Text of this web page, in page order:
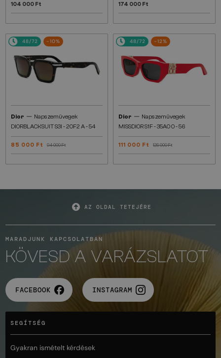
104 000 Ft 174 000 Ft
48/72 -10%
Dior — Napszemüvegek
DIORBLACKSUIT S3I - 20F2 A - 54
85 000 Ft 94 000 Ft
48/72 -12%
Dior — Napszemüvegek
MISSDIOR S1F - 35A0 O - 56
111 000 Ft 126 000 Ft
AZ OLDAL TETEJÉRE
MARADJUNK KAPCSOLATBAN
KÖVESD A VARÁZSLATOT
FACEBOOK INSTAGRAM
SEGÍTSÉG
Gyakran ismételt kérdések